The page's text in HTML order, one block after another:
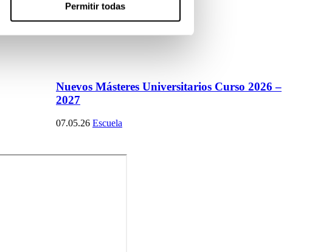
Permitir todas
Nuevos Másteres Universitarios Curso 2026 –
2027
07.05.26 Escuela